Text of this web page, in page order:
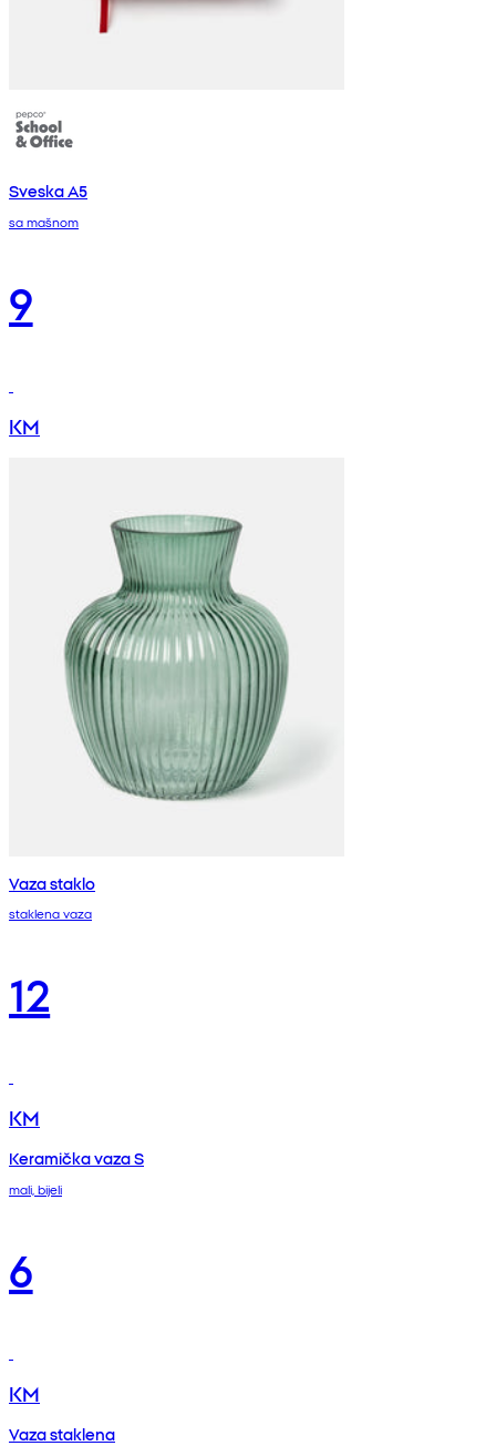
Sveska A5
sa mašnom
9
KM
Vaza staklo
staklena vaza
12
KM
Keramička vaza S
mali, bijeli
6
KM
Vaza staklena